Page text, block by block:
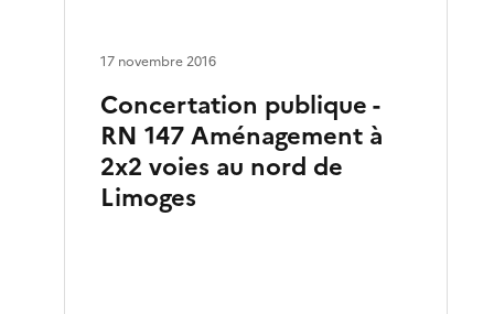
Concertation publique -
RN 147 Aménagement à
2x2 voies au nord de
Limoges
17 novembre 2016